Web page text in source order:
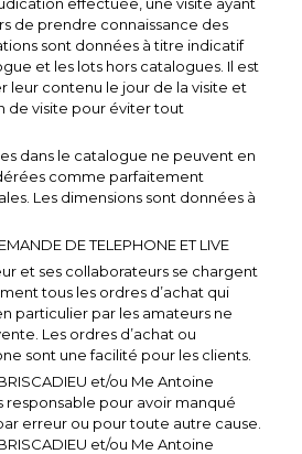
de prendre connaissance des
sont données à titre indicatif
et les lots hors catalogues. Il est
leur contenu le jour de la visite et
de visite pour éviter tout
dans le catalogue ne peuvent en
comme parfaitement
Les dimensions sont données à
DE TELEPHONE ET LIVE
et ses collaborateurs se chargent
tous les ordres d’achat qui
particulier par les amateurs ne
Les ordres d’achat ou
sont une facilité pour les clients.
et/ou Me Antoine
responsable pour avoir manqué
erreur ou pour toute autre cause.
et/ou Me Antoine